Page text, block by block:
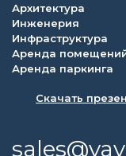
Архитектура
Инженерия
Инфраструктура
Аренда
Аренда паркинга
Скачать